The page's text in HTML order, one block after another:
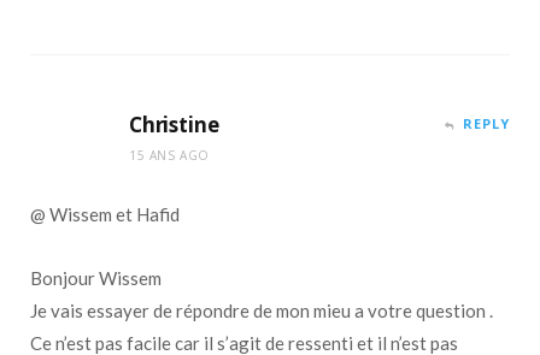
Christine
15 ANS AGO
REPLY
@ Wissem et Hafid
Bonjour Wissem
Je vais essayer de répondre de mon mieu a votre question .
Ce n’est pas facile car il s’agit de ressenti et il n’est pas